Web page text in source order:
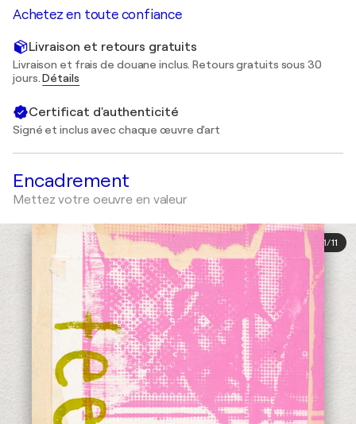
Achetez en toute confiance
Livraison et retours gratuits
Livraison et frais de douane inclus. Retours gratuits sous 30
jours.Détails
Certificat d'authenticité
Signé et inclus avec chaque œuvre d'art
Encadrement
Mettez votre oeuvre en valeur
1/11